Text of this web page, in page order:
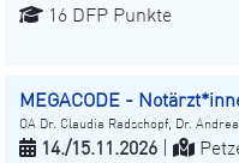
16 DFP Punkte
MEGACODE -
OA Dr. Claudia Radschopf, Dr.
14./15.11.2026